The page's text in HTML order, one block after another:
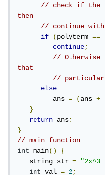
// check if the
then
// continue
if
(polyterm ==
continue;
//
that
// particular
else
         ans
= (ans +
}
return ans;
}
// main function
int main()
{
   string str
=
int val = 2;